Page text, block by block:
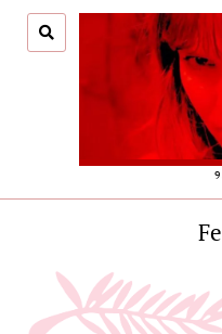
9